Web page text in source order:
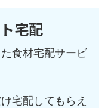
宅配
食材宅配サービ
宅配してもらえ